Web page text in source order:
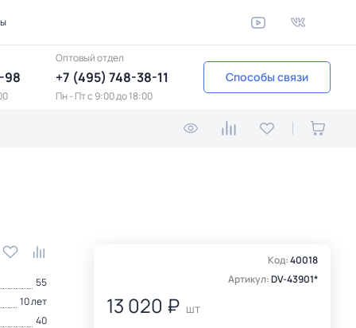
98
Оптовый отдел
+7 (495) 748-38-11
Пн - Пт c 9:00 до 18:00
Способы связи
55
10 лет
40
Код:40018
Артикул:DV-43901*
13 020 ₽ шт